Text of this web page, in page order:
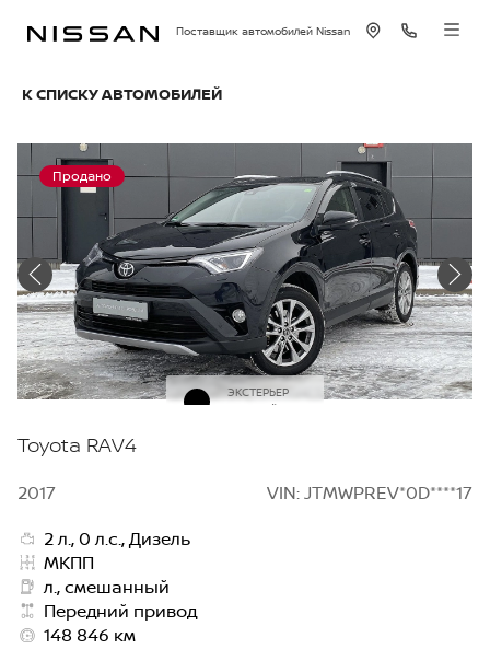
Поставщик автомобилей Nissan
К СПИСКУ АВТОМОБИЛЕЙ
Продано
ЭКСТЕРЬЕР
Черный
Toyota RAV4
2017
VIN: JTMWPREV*0D****17
2 л., 0 л.с., Дизель
МКПП
л., смешанный
Передний привод
148 846 км